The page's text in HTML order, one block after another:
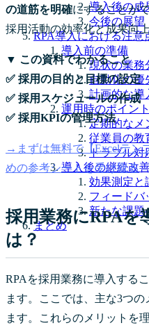
導入後の成
今後の展望
RPA導入における注意
導入前の準備
現状の業務
自動化の優
計画的な導
運用時のポイント
定期的なメ
従業員の教
トラブル対
導入後の継続改
効果測定と
フィードバ
新たな課題
まとめ
の道筋を明確にすることが
採用活動の効率化と成果向
▼ この資料でわかること
✅ 採用の目的と目標の設定
✅ 採用スケジュールの作成
✅ 採用KPIの管理方法
→まずは無料で【Excelテン
めの参考シートを受け取る
採用業務にRPAを
は？
RPAを採用業務に導入する
ます。ここでは、主な3つ
ます。これらのメリットを